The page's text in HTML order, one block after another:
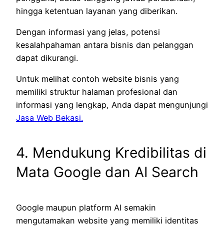
hingga ketentuan layanan yang diberikan.
Dengan informasi yang jelas, potensi
kesalahpahaman antara bisnis dan pelanggan
dapat dikurangi.
Untuk melihat contoh website bisnis yang
memiliki struktur halaman profesional dan
informasi yang lengkap, Anda dapat mengunjungi
Jasa Web Bekasi.
4. Mendukung Kredibilitas di
Mata Google dan AI Search
Google maupun platform AI semakin
mengutamakan website yang memiliki identitas